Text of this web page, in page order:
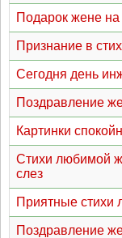
Подарок жене
Признание в
Сегодня день
Поздравление
Картинки
Стихи любимой
слез
Приятные стихи
Поздравление